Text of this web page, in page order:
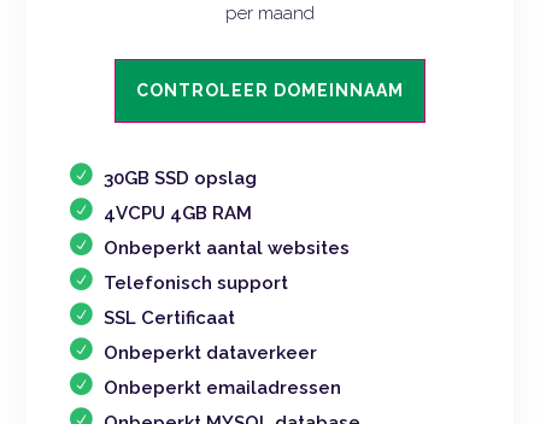
per maand
CONTROLEER DOMEINNAAM
30GB SSD opslag
4VCPU 4GB RAM
Onbeperkt aantal websites
Telefonisch support
SSL Certificaat
Onbeperkt dataverkeer
Onbeperkt emailadressen